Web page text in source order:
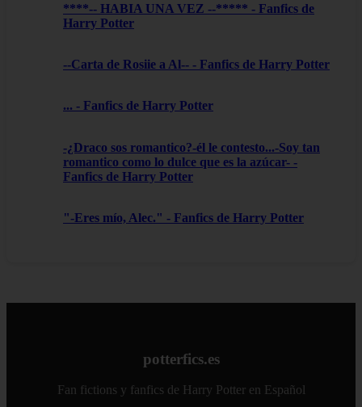
****-- HABIA UNA VEZ --***** - Fanfics de
Harry Potter
--Carta de Rosiie a Al-- - Fanfics de Harry Potter
... - Fanfics de Harry Potter
-¿Draco sos romantico?-él le contesto...-Soy tan
romantico como lo dulce que es la azúcar- -
Fanfics de Harry Potter
"-Eres mío, Alec." - Fanfics de Harry Potter
potterfics.es
Fan fictions y fanfics de Harry Potter en Español